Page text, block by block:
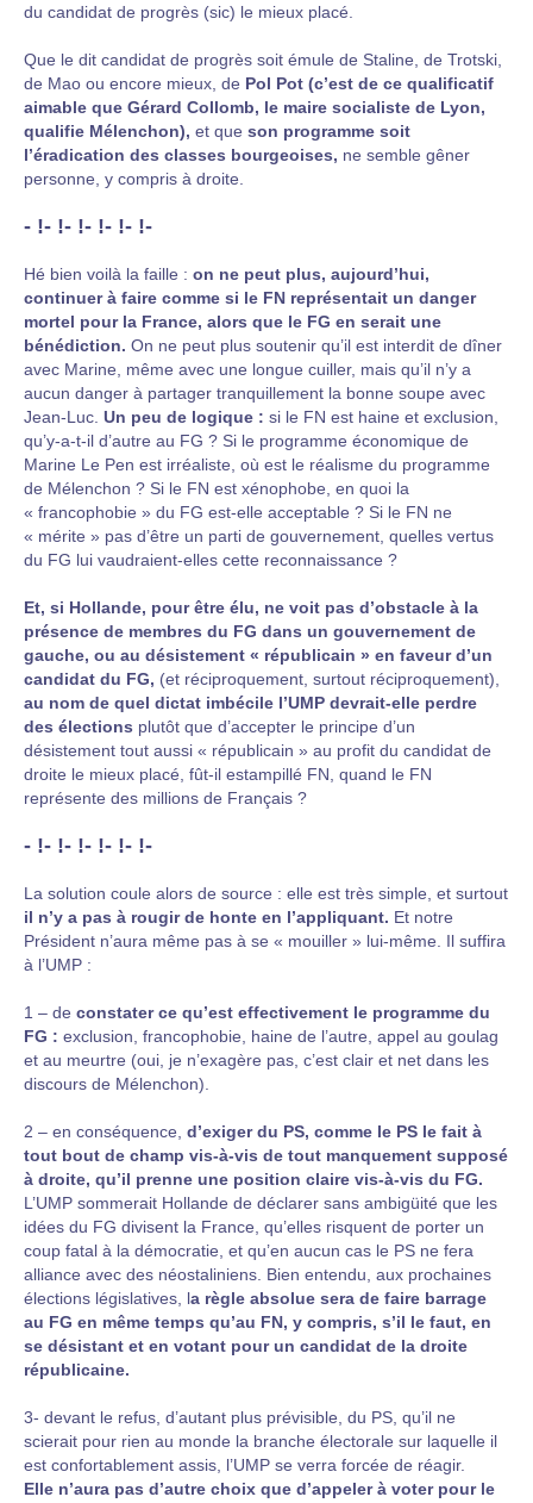
du candidat de progrès (sic) le mieux placé.
Que le dit candidat de progrès soit émule de Staline, de Trotski,
de Mao ou encore mieux, de Pol Pot (c’est de ce qualificatif
aimable que Gérard Collomb, le maire socialiste de Lyon,
qualifie Mélenchon), et que son programme soit
l’éradication des classes bourgeoises, ne semble gêner
personne, y compris à droite.
- !- !- !- !- !- !-
Hé bien voilà la faille : on ne peut plus, aujourd’hui,
continuer à faire comme si le FN représentait un danger
mortel pour la France, alors que le FG en serait une
bénédiction. On ne peut plus soutenir qu’il est interdit de dîner
avec Marine, même avec une longue cuiller, mais qu’il n’y a
aucun danger à partager tranquillement la bonne soupe avec
Jean-Luc. Un peu de logique : si le FN est haine et exclusion,
qu’y-a-t-il d’autre au FG ? Si le programme économique de
Marine Le Pen est irréaliste, où est le réalisme du programme
de Mélenchon ? Si le FN est xénophobe, en quoi la
« francophobie » du FG est-elle acceptable ? Si le FN ne
« mérite » pas d’être un parti de gouvernement, quelles vertus
du FG lui vaudraient-elles cette reconnaissance ?
Et, si Hollande, pour être élu, ne voit pas d’obstacle à la
présence de membres du FG dans un gouvernement de
gauche, ou au désistement « républicain » en faveur d’un
candidat du FG, (et réciproquement, surtout réciproquement),
au nom de quel dictat imbécile l’UMP devrait-elle perdre
des élections plutôt que d’accepter le principe d’un
désistement tout aussi « républicain » au profit du candidat de
droite le mieux placé, fût-il estampillé FN, quand le FN
représente des millions de Français ?
- !- !- !- !- !- !-
La solution coule alors de source : elle est très simple, et surtout
il n’y a pas à rougir de honte en l’appliquant. Et notre
Président n’aura même pas à se « mouiller » lui-même. Il suffira
à l’UMP :
1 – de constater ce qu’est effectivement le programme du
FG : exclusion, francophobie, haine de l’autre, appel au goulag
et au meurtre (oui, je n’exagère pas, c’est clair et net dans les
discours de Mélenchon).
2 – en conséquence, d’exiger du PS, comme le PS le fait à
tout bout de champ vis-à-vis de tout manquement supposé
à droite, qu’il prenne une position claire vis-à-vis du FG.
L’UMP sommerait Hollande de déclarer sans ambigüité que les
idées du FG divisent la France, qu’elles risquent de porter un
coup fatal à la démocratie, et qu’en aucun cas le PS ne fera
alliance avec des néostaliniens. Bien entendu, aux prochaines
élections législatives, la règle absolue sera de faire barrage
au FG en même temps qu’au FN, y compris, s’il le faut, en
se désistant et en votant pour un candidat de la droite
républicaine.
3- devant le refus, d’autant plus prévisible, du PS, qu’il ne
scierait pour rien au monde la branche électorale sur laquelle il
est confortablement assis, l’UMP se verra forcée de réagir.
Elle n’aura pas d’autre choix que d’appeler à voter pour le